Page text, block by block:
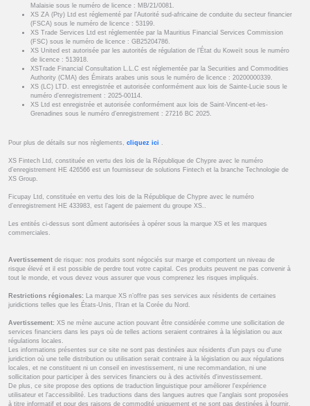
Malaisie sous le numéro de licence : MB/21/0081.
XS ZA (Pty) Ltd est réglementé par l'Autorité sud-africaine de conduite du secteur financier
(FSCA) sous le numéro de licence : 53199.
XS Trade Services Ltd est réglementée par la Mauritius Financial Services Commission
(FSC) sous le numéro de licence : GB25204786.
XS United est autorisée par les autorités de régulation de l’État du Koweït sous le numéro
de licence : 513918.
XSTrade Financial Consultation L.L.C est réglementée par la Securities and Commodities
Authority (CMA) des Émirats arabes unis sous le numéro de licence : 20200000339.
XS (LC) LTD. est enregistrée et autorisée conformément aux lois de Sainte-Lucie sous le
numéro d’enregistrement : 2025-00114.
XS Ltd est enregistrée et autorisée conformément aux lois de Saint-Vincent-et-les-
Grenadines sous le numéro d’enregistrement : 27216 BC 2025.
Pour plus de détails sur nos règlements, cliquez ici .
XS Fintech Ltd, constituée en vertu des lois de la République de Chypre avec le numéro
d’enregistrement HE 426566 est un fournisseur de solutions Fintech et la branche Technologie de
XS Group.
Ficupay Ltd, constituée en vertu des lois de la République de Chypre avec le numéro
d’enregistrement HE 433983, est l’agent de paiement du groupe XS..
Les entités ci-dessus sont dûment autorisées à opérer sous la marque XS et les marques
commerciales.
Avertissement de risque: nos produits sont négociés sur marge et comportent un niveau de
risque élevé et il est possible de perdre tout votre capital. Ces produits peuvent ne pas convenir à
tout le monde, et vous devez vous assurer que vous comprenez les risques impliqués.
Restrictions régionales: La marque XS n’offre pas ses services aux résidents de certaines
juridictions telles que les États-Unis, l’Iran et la Corée du Nord.
Avertissement: XS ne mène aucune action pouvant être considérée comme une sollicitation de
services financiers dans les pays où de telles actions seraient contraires à la législation ou aux
régulations locales.
Les informations présentes sur ce site ne sont pas destinées aux résidents d'un pays ou d'une
juridiction où une telle distribution ou utilisation serait contraire à la législation ou aux régulations
locales, et ne constituent ni un conseil en investissement, ni une recommandation, ni une
sollicitation pour participer à des services financiers ou à des activités d'investissement.
De plus, ce site propose des options de traduction linguistique pour améliorer l'expérience
utilisateur et l'accessibilité. Les traductions dans des langues autres que l'anglais sont proposées
à titre informatif et pour des raisons de commodité uniquement et ne sont pas destinées à fournir,